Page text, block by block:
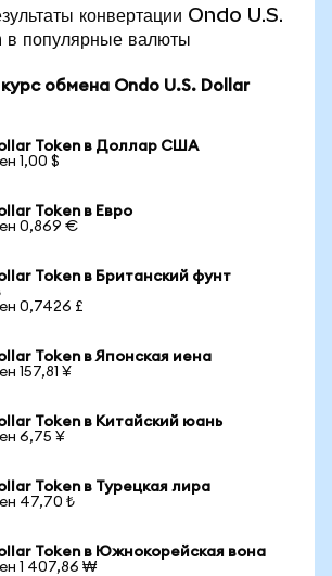
конвертации Ondo U.S.
популярные валюты
обмена Ondo U.S. Dollar
Token в Доллар США
1,00 $
Token в Евро
0,869 €
Token в Британский фунт
0,7426 £
Token в Японская иена
157,81 ¥
Token в Китайский юань
6,75 ¥
Token в Турецкая лира
47,70 ₺
Token в Южнокорейская вона
1 407,86 ₩